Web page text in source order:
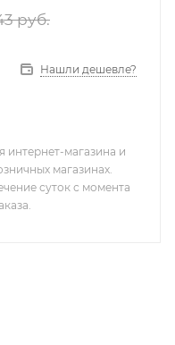
руб.
Нашли дешевле?
интернет-магазина и
магазинах.
суток с момента